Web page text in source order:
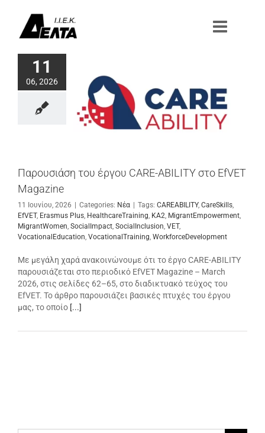
περιεχόμενο
11
06, 2026
Παρουσιάση του έργου CARE-ABILITY στο EfVET
Magazine
11 Ιουνίου, 2026 | Categories: Νέα | Tags: CAREABILITY, CareSkills
EfVET, Erasmus Plus HealthcareTraining KA2 MigrantEmpowerment
MigrantWomen SocialImpact SocialInclusion VET,
VocationalEducation VocationalTraining WorkforceDevelopment
Με μεγάλη χαρά ανακοινώνουμε ότι το έργο CARE-ABILITY
παρουσιάζεται στο περιοδικό EfVET Magazine – March
2026, στις σελίδες 62–65, στο διαδικτυακό τεύχος του
EfVET. Το άρθρο παρουσιάζει βασικές πτυχές του έργου
μας, το οποίο [...]